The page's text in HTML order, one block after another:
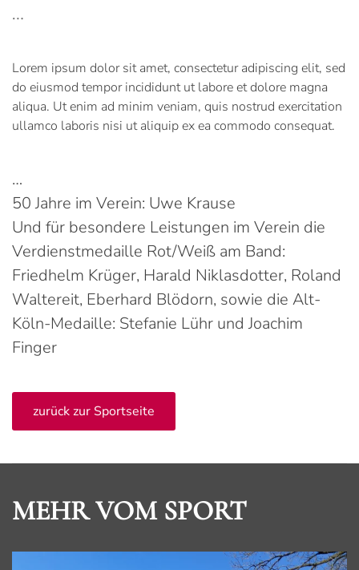
…
Lorem ipsum dolor sit amet, consectetur adipiscing elit, sed
do eiusmod tempor incididunt ut labore et dolore magna
aliqua. Ut enim ad minim veniam, quis nostrud exercitation
ullamco laboris nisi ut aliquip ex ea commodo consequat.
…
50 Jahre im Verein: Uwe Krause
Und für besondere Leistungen im Verein die
Verdienstmedaille Rot/Weiß am Band:
Friedhelm Krüger, Harald Niklasdotter, Roland
Waltereit, Eberhard Blödorn, sowie die Alt-
Köln-Medaille: Stefanie Lühr und Joachim
Finger
zurück zur Sportseite
MEHR VOM SPORT